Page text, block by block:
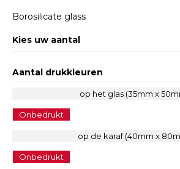
Borosilicate glass
Kies uw aantal
Aantal drukkleuren
op het glas (35mm x
Onbedrukt
op de karaf (40mm x
Onbedrukt